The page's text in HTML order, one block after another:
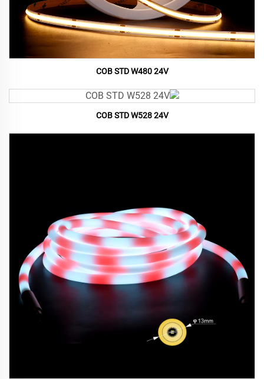
COB STD W480 24V
COB STD W528 24V